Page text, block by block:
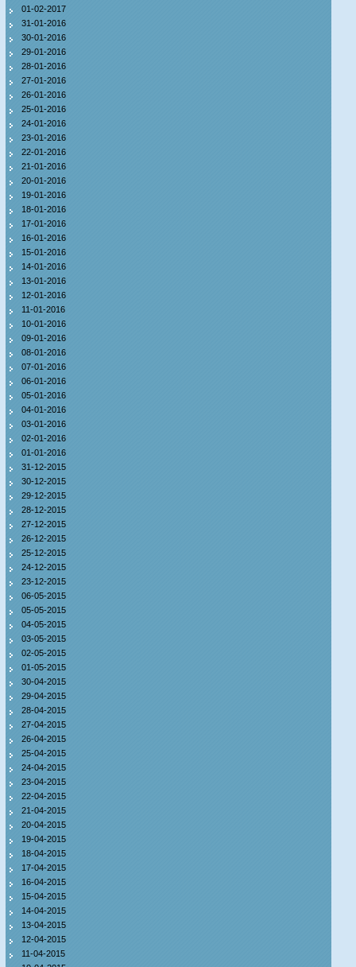
01-02-2017
31-01-2016
30-01-2016
29-01-2016
28-01-2016
27-01-2016
26-01-2016
25-01-2016
24-01-2016
23-01-2016
22-01-2016
21-01-2016
20-01-2016
19-01-2016
18-01-2016
17-01-2016
16-01-2016
15-01-2016
14-01-2016
13-01-2016
12-01-2016
11-01-2016
10-01-2016
09-01-2016
08-01-2016
07-01-2016
06-01-2016
05-01-2016
04-01-2016
03-01-2016
02-01-2016
01-01-2016
31-12-2015
30-12-2015
29-12-2015
28-12-2015
27-12-2015
26-12-2015
25-12-2015
24-12-2015
23-12-2015
06-05-2015
05-05-2015
04-05-2015
03-05-2015
02-05-2015
01-05-2015
30-04-2015
29-04-2015
28-04-2015
27-04-2015
26-04-2015
25-04-2015
24-04-2015
23-04-2015
22-04-2015
21-04-2015
20-04-2015
19-04-2015
18-04-2015
17-04-2015
16-04-2015
15-04-2015
14-04-2015
13-04-2015
12-04-2015
11-04-2015